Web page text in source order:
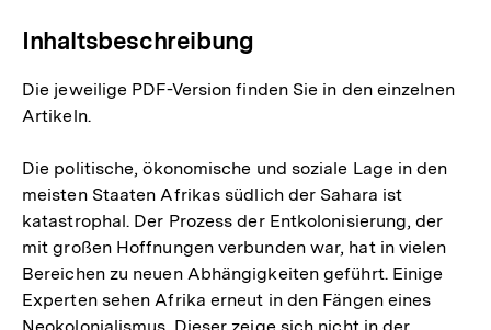
Inhaltsbeschreibung
Die jeweilige PDF-Version finden Sie in den einzelnen
Artikeln.
Die politische, ökonomische und soziale Lage in den
meisten Staaten Afrikas südlich der Sahara ist
katastrophal. Der Prozess der Entkolonisierung, der
mit großen Hoffnungen verbunden war, hat in vielen
Bereichen zu neuen Abhängigkeiten geführt. Einige
Experten sehen Afrika erneut in den Fängen eines